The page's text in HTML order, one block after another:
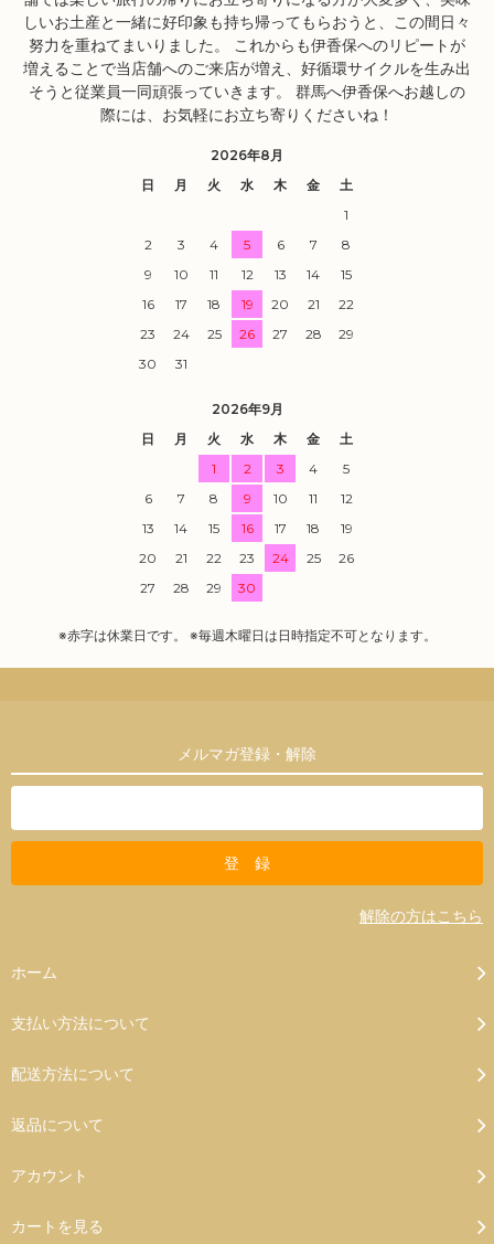
しいお土産と一緒に好印象も持ち帰ってもらおうと、この間日々
努力を重ねてまいりました。 これからも伊香保へのリピートが
増えることで当店舗へのご来店が増え、好循環サイクルを生み出
そうと従業員一同頑張っていきます。 群馬へ伊香保へお越しの
際には、お気軽にお立ち寄りくださいね！
2026年8月
日
月 火 水 木 金
土
1
2
3 4 5 6 7
8
9
10 11 12 13 14
15
16
17 18 19 20 21
22
23
24 25 26 27 28
29
30
31
2026年9月
日
月 火 水 木 金
土
1
2 3 4
5
6
7 8 9 10 11
12
13
14 15 16 17 18
19
20
21 22 23 24 25
26
27
28 29 30
※赤字は休業日です。 ※毎週木曜日は日時指定不可となります。
メルマガ登録・解除
解除の方はこちら
ホーム
支払い方法について
配送方法について
返品について
アカウント
カートを見る